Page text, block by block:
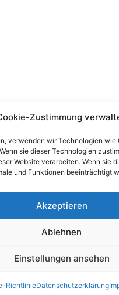
Zustimmung
verwenden wir Technologien
sie dieser Technologien
Website verarbeiten. Wenn sie
und Funktionen beeinträchtigt
Akzeptieren
Ablehnen
Einstellungen ansehen
RichtlinieDatenschutzerklärung